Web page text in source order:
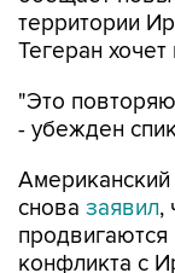
территории
Тегеран
"Это
- убежден
Американский
снова заявил,
конфликта с